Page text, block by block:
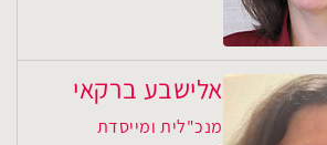
אלישבע ברקאי
מנכ"לית ומייסדת